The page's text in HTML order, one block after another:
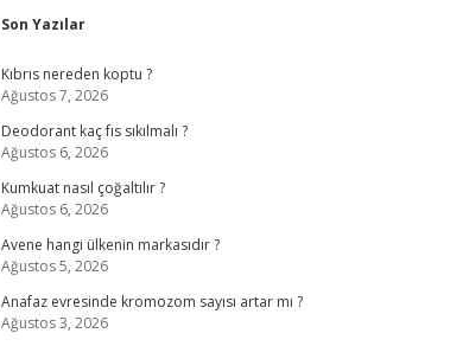
Sidebar
Son Yazılar
Kıbrıs nereden koptu ?
Ağustos 7, 2026
Deodorant kaç fıs sıkılmalı ?
Ağustos 6, 2026
Kumkuat nasıl çoğaltılır ?
Ağustos 6, 2026
Avene hangi ülkenin markasıdır ?
Ağustos 5, 2026
Anafaz evresinde kromozom sayısı artar mı ?
Ağustos 3, 2026
hiltonbet yeni giriş